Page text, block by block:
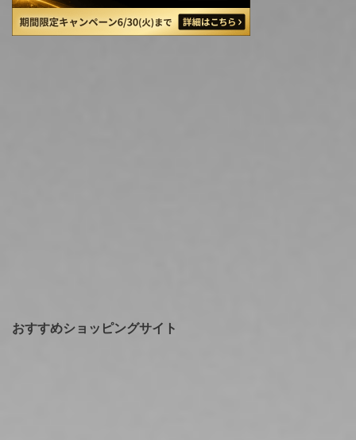
おすすめショッピングサイト